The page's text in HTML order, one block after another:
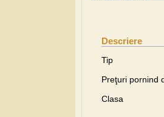
Descriere
Tip
Preţuri pornind
Clasa